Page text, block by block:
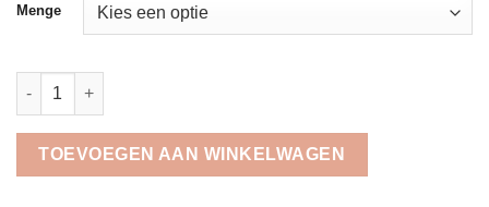
2,100.00€
Menge
Apple Dabwoods aantal
TOEVOEGEN AAN WINKELWAGEN